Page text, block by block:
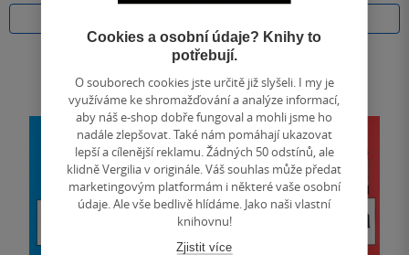
Cookies a osobní údaje? Knihy to
potřebují.
O souborech cookies jste určitě již slyšeli. I my je
využíváme ke shromažďování a analýze informací,
aby náš e-shop dobře fungoval a mohli jsme ho
nadále zlepšovat. Také nám pomáhají ukazovat
lepší a cílenější reklamu. Žádných 50 odstínů, ale
klidně Vergilia v originále. Váš souhlas může předat
marketingovým platformám i některé vaše osobní
údaje. Ale vše bedlivě hlídáme. Jako naši vlastní
knihovnu!
Zjistit více